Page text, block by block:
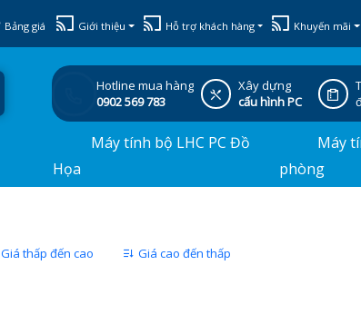
Bảng giá Giới thiệu Hỗ trợ khách hàng Khuyến mãi
Hotline mua hàng
0902 569 783
Xây dựng
cấu hình PC
Máy tính bộ LHC PC Đồ
Họa
Máy
phòng
Giá thấp đến cao Giá cao đến thấp